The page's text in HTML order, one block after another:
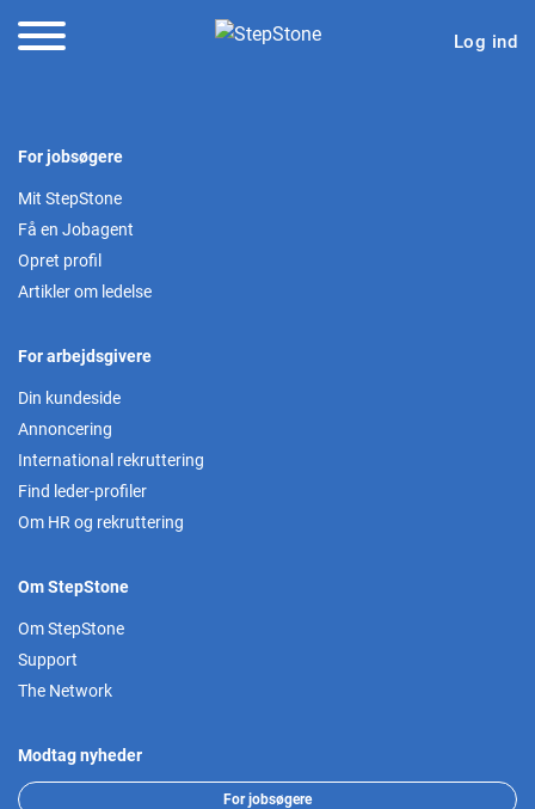
Log ind
For jobsøgere
Mit StepStone
Få en Jobagent
Opret profil
Artikler om ledelse
For arbejdsgivere
Din kundeside
Annoncering
International rekruttering
Find leder-profiler
Om HR og rekruttering
Om StepStone
Om StepStone
Support
The Network
Modtag nyheder
For jobsøgere